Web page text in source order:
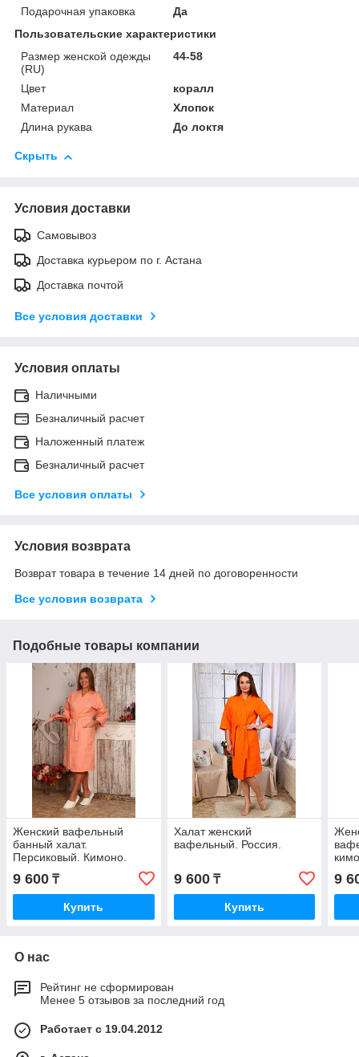
Подарочная упаковка
Да
Пользовательские характеристики
Размер женской одежды
(RU)
44-58
Цвет
коралл
Материал
Хлопок
Длина рукава
До локтя
Скрыть
Условия доставки
Самовывоз
Доставка курьером по г. Астана
Доставка почтой
Все условия доставки
Условия оплаты
Наличными
Безналичный расчет
Наложенный платеж
Безналичный расчет
Все условия оплаты
Условия возврата
Возврат товара в течение 14 дней по договоренности
Все условия возврата
Подобные товары компании
Женский вафельный
банный халат.
Персиковый. Кимоно.
9 600 ₸
Купить
Халат женский
вафельный. Россия.
9 600₸
Купить
9
О нас
Рейтинг не сформирован
Менее 5 отзывов за последний год
Работает с 19.04.2012